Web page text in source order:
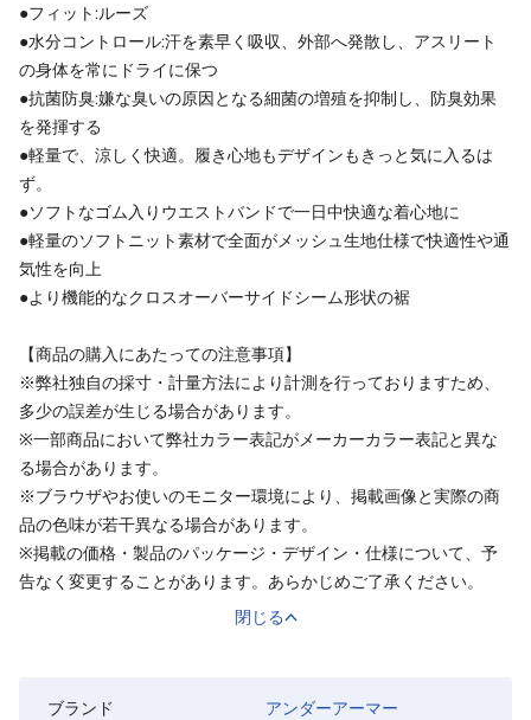
●フィット:ルーズ
●水分コントロール:汗を素早く吸収、外部へ発散し、アスリート
の身体を常にドライに保つ
●抗菌防臭:嫌な臭いの原因となる細菌の増殖を抑制し、防臭効果
を発揮する
●軽量で、涼しく快適。履き心地もデザインもきっと気に入るは
ず。
●ソフトなゴム入りウエストバンドで一日中快適な着心地に
●軽量のソフトニット素材で全面がメッシュ生地仕様で快適性や通
気性を向上
●より機能的なクロスオーバーサイドシーム形状の裾
【商品の購入にあたっての注意事項】
※弊社独自の採寸・計量方法により計測を行っておりますため、
多少の誤差が生じる場合があります。
※一部商品において弊社カラー表記がメーカーカラー表記と異な
る場合があります。
※ブラウザやお使いのモニター環境により、掲載画像と実際の商
品の色味が若干異なる場合があります。
※掲載の価格・製品のパッケージ・デザイン・仕様について、予
告なく変更することがあります。あらかじめご了承ください。
閉じる
ブランド
アンダーアーマー